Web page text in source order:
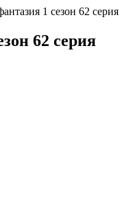
1 сезон 62 серия
62 серия